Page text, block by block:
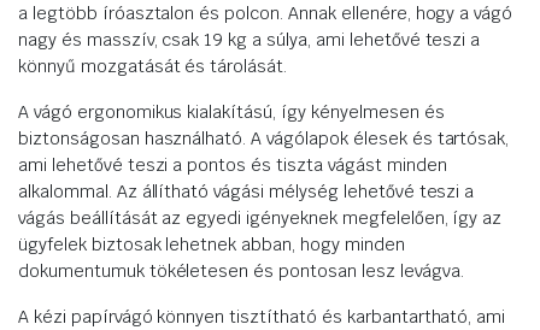
a legtöbb íróasztalon és polcon. Annak ellenére, hogy a vágó
nagy és masszív, csak 19 kg a súlya, ami lehetővé teszi a
könnyű mozgatását és tárolását.
A vágó ergonomikus kialakítású, így kényelmesen és
biztonságosan használható. A vágólapok élesek és tartósak,
ami lehetővé teszi a pontos és tiszta vágást minden
alkalommal. Az állítható vágási mélység lehetővé teszi a
vágás beállítását az egyedi igényeknek megfelelően, így az
ügyfelek biztosak lehetnek abban, hogy minden
dokumentumuk tökéletesen és pontosan lesz levágva.
A kézi papírvágó könnyen tisztítható és karbantartható, ami